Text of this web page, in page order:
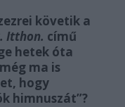
követik a
Itthon. című
hetek óta
ma is
hogy
himnuszát”?